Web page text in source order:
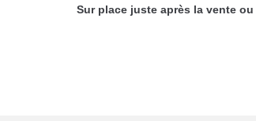
Sur place juste après la vente ou